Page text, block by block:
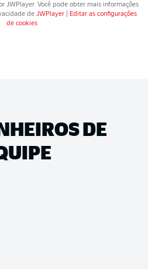
JWPlayer. Você pode obter mais informações
de JWPlayer
Editar as configurações
de cookies
DE